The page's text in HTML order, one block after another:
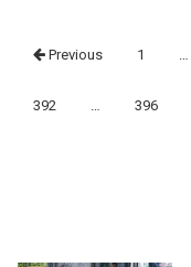
navigation
Previous 1
392 396